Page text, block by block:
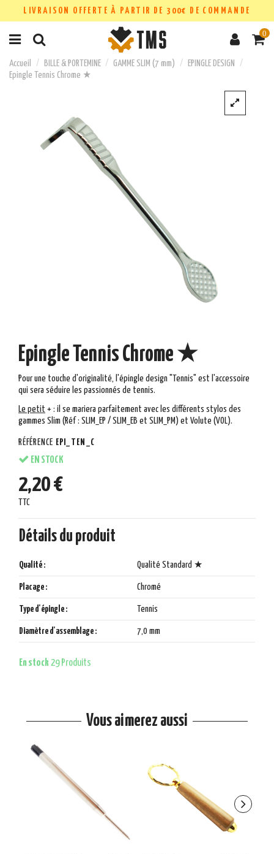
LIVRAISON OFFERTE À PARTIR DE 300€ DE COMMANDE
0
Accueil BILLE & PORTEMINE GAMME SLIM (7 mm)
EPINGLE DESIGN
Epingle Tennis Chrome ★
Epingle Tennis Chrome ★
Pour une touche d'originalité, l'épingle design "Tennis" est l'accessoire
qui sera séduire les passionnés de tennis.
Le petit + : il se mariera parfaitement avec les différents stylos des
gammes Slim (Réf : SLIM_EP / SLIM_EB et SLIM_PM) et Volute (VOL).
RÉFÉRENCE EPI_TEN_C
EN STOCK
2,20 €
TTC
Détails du produit
Qualité : Qualité Standard ★
Placage : Chromé
Type d'épingle : Tennis
Diamètre d'assemblage : 7,0 mm
En stock 29 Produits
Vous aimerez aussi